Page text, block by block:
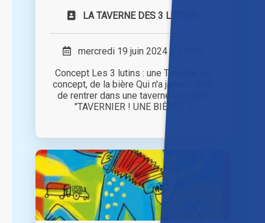
LA TAVERNE DES 3 LUTINS
mercredi 19 juin 2024 à 17h00
Concept Les 3 lutins : une Taverne, un
concept, de la bière Qui n'a jamais rêvé
de rentrer dans une taverne en criant
"TAVERNIER ! UNE BIÈRE [...]